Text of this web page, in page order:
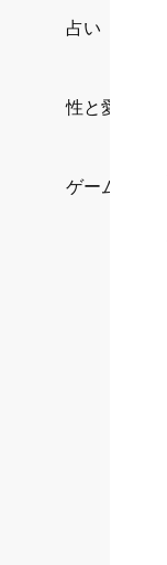
占い
性と愛
ゲーム